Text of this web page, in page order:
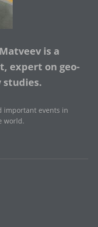
is a
expert on geo-
studies.
important events in
world.